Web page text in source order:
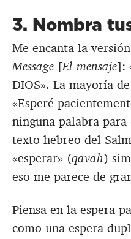
3. Nombra
Me encanta la
Message [El mensaje]:
DIOS». La mayoría
«Esperé
ninguna palabra
texto hebreo del
«esperar» (qavah)
eso me parece de
Piensa en la espera
como una espera